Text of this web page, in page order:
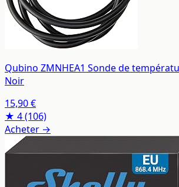
Qubino ZMNHEA1 Sonde de
Noir
15,90 €
★ 4(106)
Acheter →